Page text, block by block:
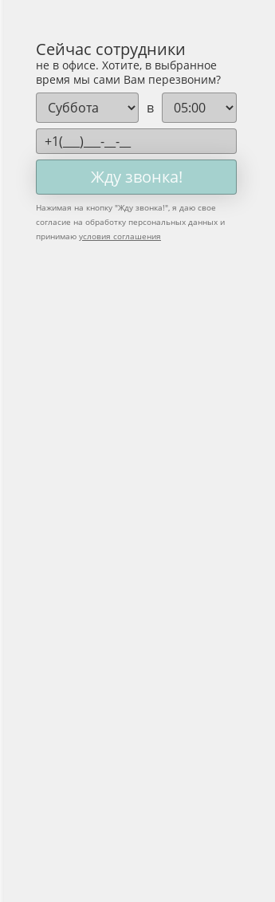
Сейчас сотрудники
не в офисе. Хотите, в выбранное
время мы сами Вам перезвоним?
в
Жду звонка!
Нажимая на кнопку "Жду звонка!", я даю свое
согласие на обработку персональных данных и
принимаю условия соглашения